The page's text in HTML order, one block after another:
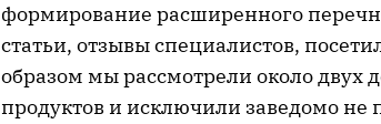
формирование расширенного
статьи, отзывы специалистов,
образом мы рассмотрели около двух
продуктов и исключили заведомо не